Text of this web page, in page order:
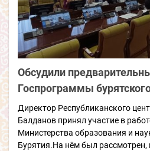
Обсудили
Госпрограммы
Директор Республиканского
Балданов принял участие в
Министерства образования и
Бурятия.На нём был рассмотрен,